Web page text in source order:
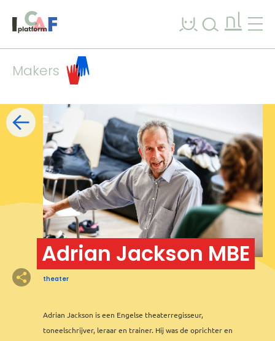
nl
Makers
Filters
Adrian Jackson MBE
theater
Adrian Jackson is een Engelse theaterregisseur,
toneelschrijver, leraar en trainer. Hij was de oprichter en
2
2
23
3
2
712
6
5 2
2 8
5
+
−